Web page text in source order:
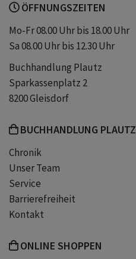
ÖFFNUNGSZEITEN
Mo-Fr 08.00 Uhr bis 18.00 Uhr
Sa 08.00 Uhr bis 12.30 Uhr
Buchhandlung Plautz
Sparkassenplatz 2
8200 Gleisdorf
BUCHHANDLUNG PLAUTZ
Chronik
Unser Team
Service
Barrierefreiheit
Kontakt
ONLINE SHOPPEN